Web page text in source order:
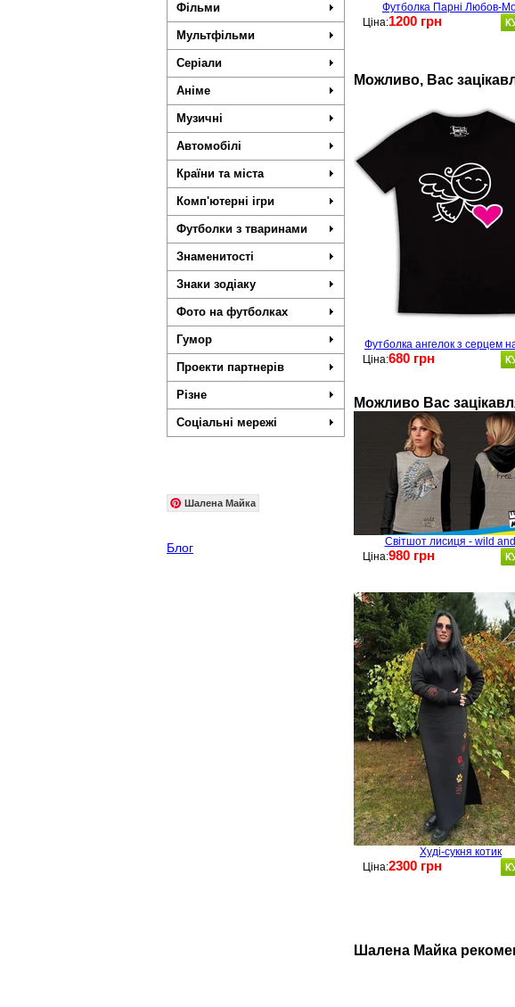
Фільми
Мультфільми
Серіали
Аніме
Музичні
Автомобілі
Країни та міста
Комп'ютерні ігри
Футболки з тваринами
Знаменитості
Знаки зодіаку
Фото на футболках
Гумор
Проекти партнерів
Різне
Соціальні мережі
Шалена Майка
Блог
Футболка Парні Любов-
Ціна:1200 грн
Можливо, Ваc
Футболка ангелок з серцем
Ціна:680 грн
Можливо Ваc
Світшот лисиця - wild
Ціна:980 грн
Худі-сукня котик
Ціна:2300 грн
Шалена Майка